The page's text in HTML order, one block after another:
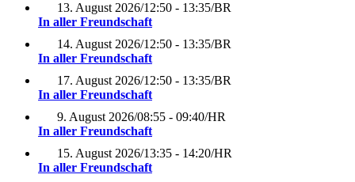
13. August 2026/12:50 - 13:35/BR
In aller Freundschaft
14. August 2026/12:50 - 13:35/BR
In aller Freundschaft
17. August 2026/12:50 - 13:35/BR
In aller Freundschaft
9. August 2026/08:55 - 09:40/HR
In aller Freundschaft
15. August 2026/13:35 - 14:20/HR
In aller Freundschaft